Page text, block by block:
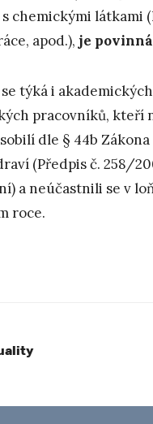
chemickými látkami
apod.), je
týká i
pracovníků, kteří
dle § 44b
(Předpis č. 258/
a neúčastnili se v
roce.